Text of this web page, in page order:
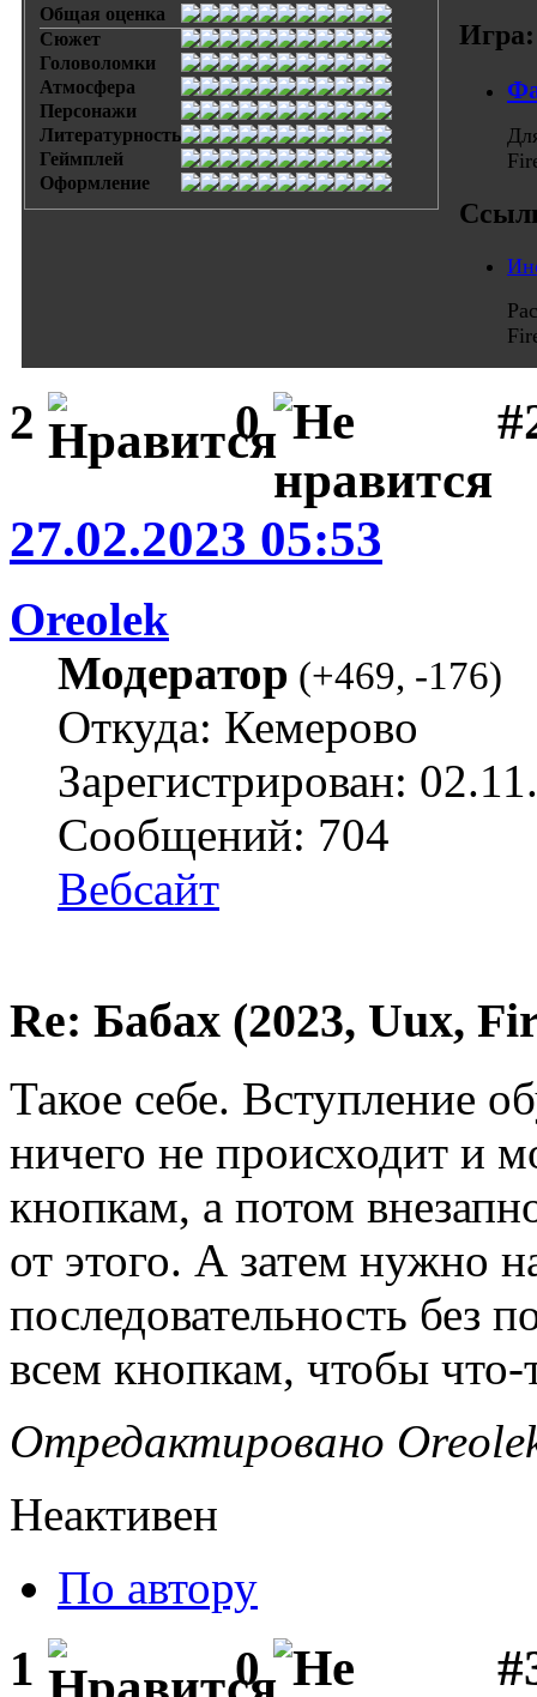
Общая оценка
Сюжет
Головоломки
Атмосфера
Персонажи
Литературность
Геймплей
Оформление
Игра:
2 0
27.02.2023 05:53
Oreolek
Модератор (+469, -176)
Откуда: Кемерово
Зарегистрирован:
Сообщений: 704
Вебсайт
Re: Бабах (2023, Uux,
Такое себе. Вступление
ничего не происходит и
кнопкам, а потом
от этого. А затем нужно
последовательность без
всем кнопкам, чтобы
Отредактировано
Неактивен
По автору
1 0